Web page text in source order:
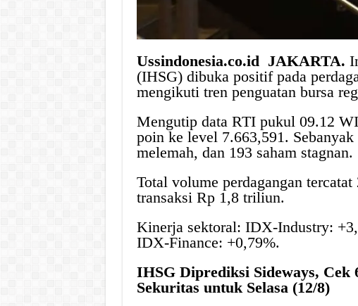
Ussindonesia.co.id JAKARTA.
(IHSG) dibuka positif pada
mengikuti tren penguatan bursa
Mengutip data RTI pukul 09.12
poin ke level 7.663,591.
melemah, dan 193 saham stagnan.
Total volume perdagangan
transaksi Rp 1,8 triliun.
Kinerja sektoral: IDX-Industry:
IDX-Finance: +0,79%.
IHSG Diprediksi Sideways, Cek
Sekuritas untuk Selasa (12/8)